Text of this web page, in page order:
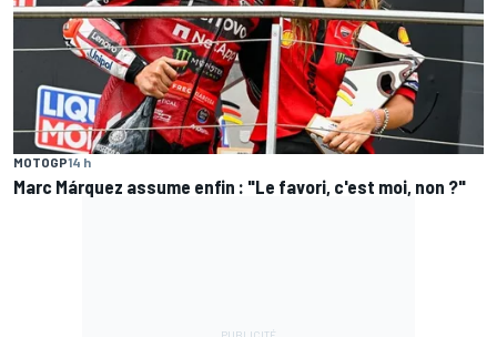
MOTOGP14 h
Marc Márquez assume enfin : "Le favori, c'est moi, non ?"